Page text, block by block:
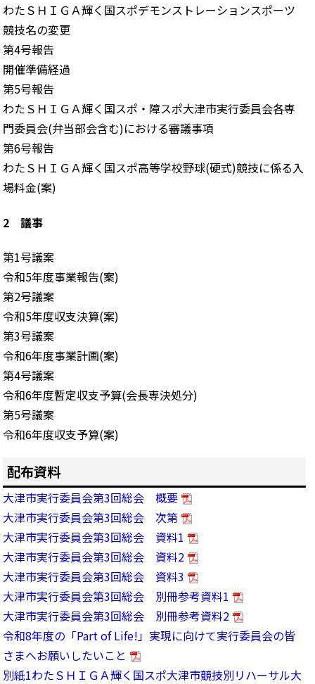
わたＳＨＩＧＡ輝く国スポデモンストレーションスポーツ
競技名の変更
第4号報告
開催準備経過
第5号報告
わたＳＨＩＧＡ輝く国スポ・障スポ大津市実行委員会各専
門委員会(弁当部会含む)における審議事項
第6号報告
わたＳＨＩＧＡ輝く国スポ高等学校野球(硬式)競技に係る入
場料金(案)
2 議事
第1号議案
令和5年度事業報告(案)
第2号議案
令和5年度収支決算(案)
第3号議案
令和6年度事業計画(案)
第4号議案
令和6年度暫定収支予算(会長専決処分)
第5号議案
令和6年度収支予算(案)
配布資料
大津市実行委員会第3回総会 概要
大津市実行委員会第3回総会 次第
大津市実行委員会第3回総会 資料1
大津市実行委員会第3回総会 資料2
大津市実行委員会第3回総会 資料3
大津市実行委員会第3回総会 別冊参考資料1
大津市実行委員会第3回総会 別冊参考資料2
令和8年度の「Part of Life!」実現に向けて実行委員会の皆
さまへお願いしたいこと
別紙1わたＳＨＩＧＡ輝く国スポ大津市競技別リハーサル大